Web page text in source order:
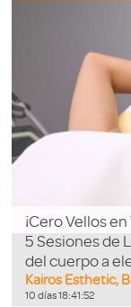
¡Cero Vellos
5 Sesiones de
del cuerpo a
Kairos Esthetic,
10 días18:41:51